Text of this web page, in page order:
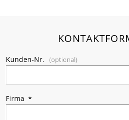
Kunden-Nr.
Firma